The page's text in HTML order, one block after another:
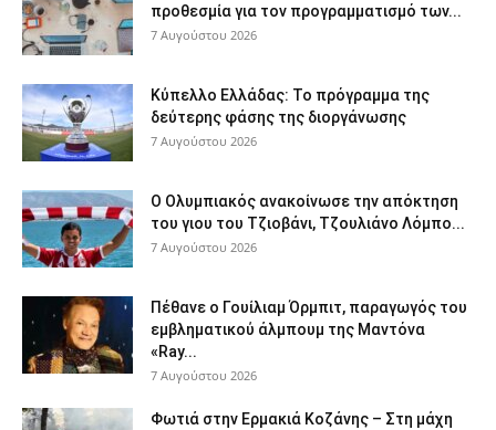
προθεσμία για τον προγραμματισμό των...
7 Αυγούστου 2026
Κύπελλο Ελλάδας: Το πρόγραμμα της
δεύτερης φάσης της διοργάνωσης
7 Αυγούστου 2026
Ο Ολυμπιακός ανακοίνωσε την απόκτηση
του γιου του Τζιοβάνι, Τζουλιάνο Λόμπο...
7 Αυγούστου 2026
Πέθανε ο Γουίλιαμ Όρμπιτ, παραγωγός του
εμβληματικού άλμπουμ της Μαντόνα
«Ray...
7 Αυγούστου 2026
Φωτιά στην Ερμακιά Κοζάνης – Στη μάχη